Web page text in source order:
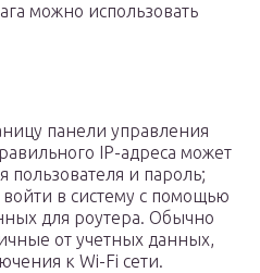
можно использовать
панели управления
IP-адреса может
пользователя и пароль;
войти в систему с помощью
для роутера. Обычно
от учетных данных,
к Wi-Fi сети.